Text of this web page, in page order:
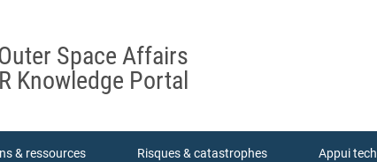
Space Affairs
Knowledge Portal
& ressources Risques & catastrophes Appui